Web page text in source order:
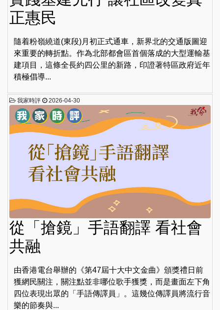
正惠民
隨着粉嶺繞道(東段)月初正式通車，新界北的交通版圖迎
來重要的轉折點。作為北部都會區首個落成的大型運輸基
建項目，這條全長約四公里的新路，印證著特區政府近年
積極倡導...
我家時評 2026-04-30
從「搶鏡」手語翻譯 看社會
共融
由香港電台舉辦的《第47屆十大中文金曲》頒獎禮日前
獲網民關注，關注點並非哪位歌手獲獎，而是畫面左下角
四位表現出眾的「手語傳譯員」。這幾位傳譯員將流行音
樂的節奏與...